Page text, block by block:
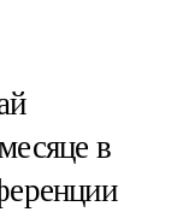
в